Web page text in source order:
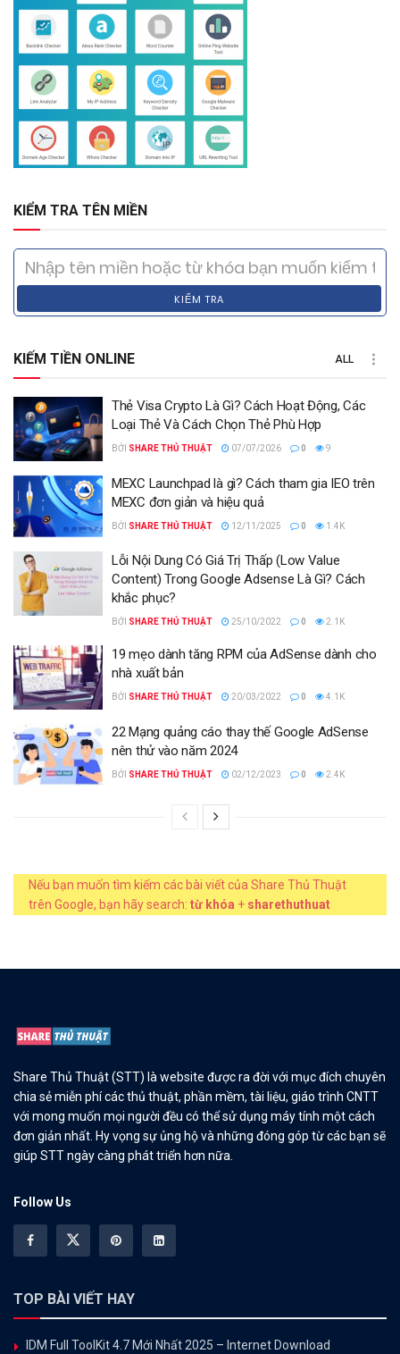
KIỂM TRA TÊN MIỀN
KIỂM TRA
KIẾM TIỀN ONLINE ALL
Thẻ Visa Crypto Là Gì? Cách Hoạt Động, Các
Loại Thẻ Và Cách Chọn Thẻ Phù Hợp
BỞI SHARE THỦ THUẬT 07/07/2026 0 9
MEXC Launchpad là gì? Cách tham gia IEO trên
MEXC đơn giản và hiệu quả
BỞI SHARE THỦ THUẬT 12/11/2025 0 1.4K
Lỗi Nội Dung Có Giá Trị Thấp (Low Value
Content) Trong Google Adsense Là Gì? Cách
khắc phục?
BỞI SHARE THỦ THUẬT 25/10/2022 0 2.1K
19 mẹo dành tăng RPM của AdSense dành cho
nhà xuất bản
BỞI SHARE THỦ THUẬT 20/03/2022 0 4.1K
22 Mạng quảng cáo thay thế Google AdSense
nên thử vào năm 2024
BỞI SHARE THỦ THUẬT 02/12/2023 0 2.4K
Nếu bạn muốn tìm kiếm các bài viết của Share Thủ Thuật
trên Google, bạn hãy search: từ khóa + sharethuthuat
Share Thủ Thuật (STT) là website được ra đời với mục đích chuyên
chia sẻ miễn phí các thủ thuật, phần mềm, tài liệu, giáo trình CNTT
với mong muốn mọi người đều có thể sử dụng máy tính một cách
đơn giản nhất. Hy vọng sự ủng hộ và những đóng góp từ các bạn sẽ
giúp STT ngày càng phát triển hơn nữa.
Follow Us
TOP BÀI VIẾT HAY
IDM Full ToolKit 4.7 Mới Nhất 2025 – Internet Download